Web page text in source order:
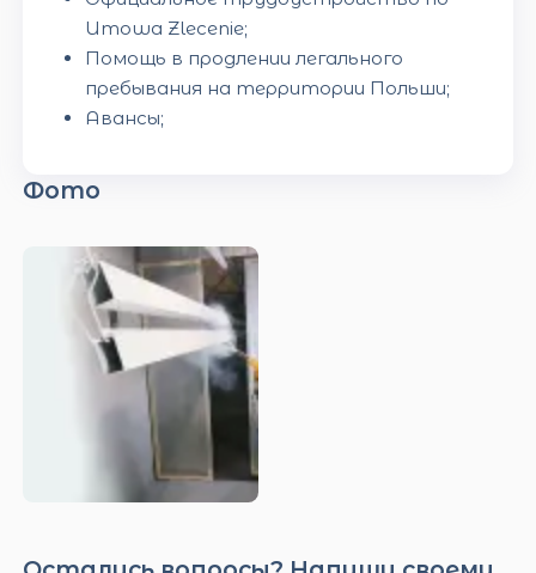
Umowa Zlecenie;
Помощь в продлении легального
пребывания на территории Польши;
Авансы;
Фото